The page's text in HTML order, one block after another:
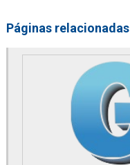
Distribuidor de 2020pm or
Distribuidor de 2040pm or
Distribuidor alfa laval
Distribuidor de altair
Páginas relacionadas